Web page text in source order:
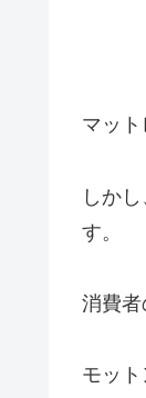
マッ
しか
す。
消費者
モッ